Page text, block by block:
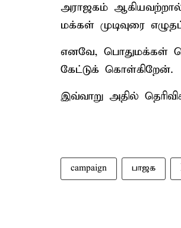
அராஜகம் ஆகியவற்றால்
மக்கள் முடிவுரை
எனவே, பொதுமக்கள்
கேட்டுக் கொள்கிறேன்.
இவ்வாறு அதில்
campaign பாஜக